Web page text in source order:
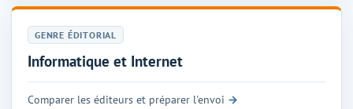
GENRE ÉDITORIAL
Informatique et Internet
Comparer les éditeurs et préparer l'envoi